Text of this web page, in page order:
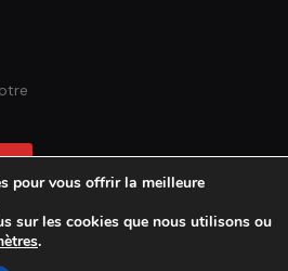
pour vous offrir la meilleure
sur les cookies que nous utilisons ou
.